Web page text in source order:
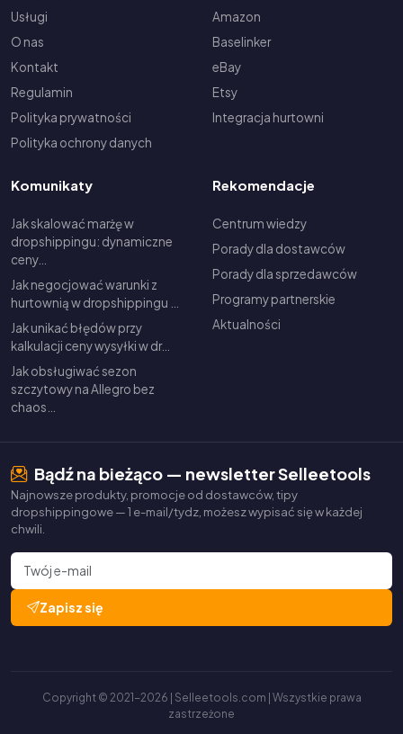
Usługi
O nas
Kontakt
Regulamin
Polityka prywatności
Polityka ochrony danych
Amazon
Baselinker
eBay
Etsy
Integracja hurtowni
Komunikaty
Jak skalować marżę w
dropshippingu: dynamiczne
ceny…
Jak negocjować warunki z
hurtownią w dropshippingu …
Jak unikać błędów przy
kalkulacji ceny wysyłki w dr…
Jak obsługiwać sezon
szczytowy na Allegro bez
chaos…
Rekomendacje
Centrum wiedzy
Porady dla dostawców
Porady dla sprzedawców
Programy partnerskie
Aktualności
Bądź na bieżąco — newsletter Selleetools
Najnowsze produkty, promocje od dostawców, tipy
dropshippingowe — 1 e-mail/tydz, możesz wypisać się w każdej
chwili.
Zapisz się
Copyright © 2021-2026 | Selleetools.com | Wszystkie prawa
zastrzeżone